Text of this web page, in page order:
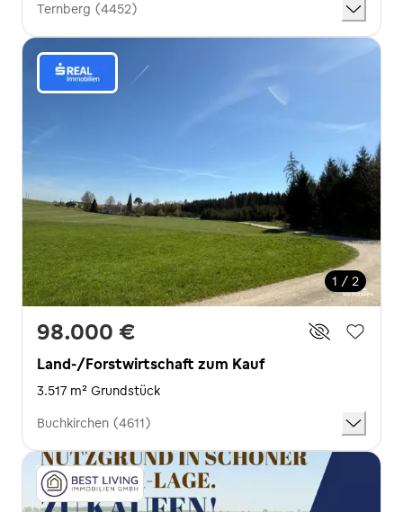
Ternberg (4452)
1 / 2
98.000 €
Land-/Forstwirtschaft zum Kauf
3.517 m² Grundstück
Buchkirchen (4611)